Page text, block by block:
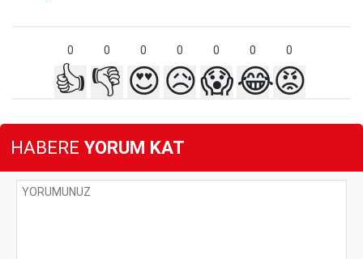
0 0 0 0 0 0 0
👍 👎 😍😥😱😂😡
HABERE YORUM KAT